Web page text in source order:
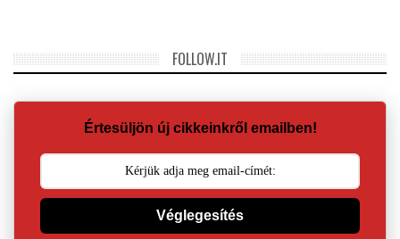
FOLLOW.IT
Értesüljön új cikkeinkről emailben!
Véglegesítés